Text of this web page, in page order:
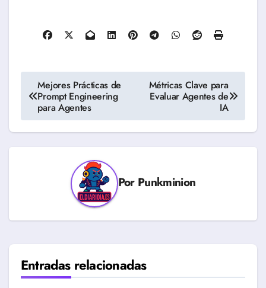
Navegación
de
entradas
Mejores Prácticas de
Prompt Engineering
para Agentes
Métricas Clave para
Evaluar Agentes de
IA
Por Punkminion
Entradas relacionadas